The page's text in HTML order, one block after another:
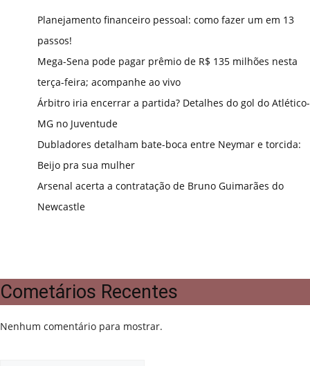
Planejamento financeiro pessoal: como fazer um em 13
passos!
Mega-Sena pode pagar prêmio de R$ 135 milhões nesta
terça-feira; acompanhe ao vivo
Árbitro iria encerrar a partida? Detalhes do gol do Atlético-
MG no Juventude
Dubladores detalham bate-boca entre Neymar e torcida:
Beijo pra sua mulher
Arsenal acerta a contratação de Bruno Guimarães do
Newcastle
Cometários Recentes
Nenhum comentário para mostrar.